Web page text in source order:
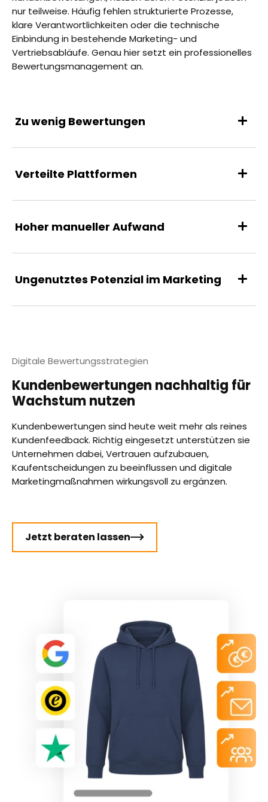
nur teilweise. Häufig fehlen strukturierte Prozesse,
klare Verantwortlichkeiten oder die technische
Einbindung in bestehende Marketing- und
Vertriebsabläufe. Genau hier setzt ein professionelles
Bewertungsmanagement an.
Zu wenig Bewertungen
Verteilte Plattformen
Hoher manueller Aufwand
Ungenutztes Potenzial im Marketing
Digitale Bewertungsstrategien
Kundenbewertungen nachhaltig für
Wachstum nutzen
Kundenbewertungen sind heute weit mehr als reines
Kundenfeedback. Richtig eingesetzt unterstützen sie
Unternehmen dabei, Vertrauen aufzubauen,
Kaufentscheidungen zu beeinflussen und digitale
Marketingmaßnahmen wirkungsvoll zu ergänzen.
Jetzt beraten lassen